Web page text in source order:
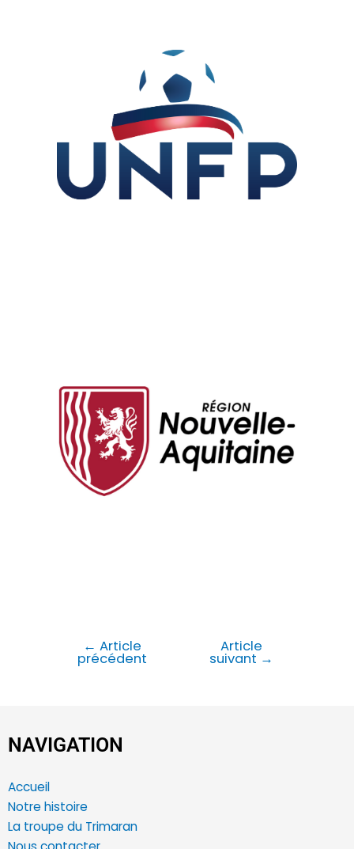
← Article
précédent
Article
suivant →
NAVIGATION
Accueil
Notre histoire
La troupe du Trimaran